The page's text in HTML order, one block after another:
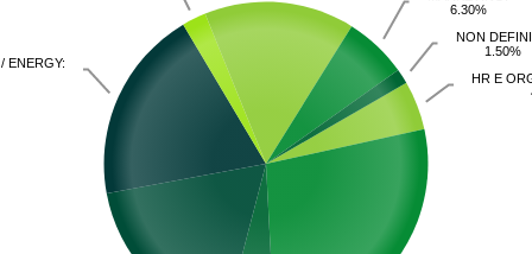
HR E
ENERGY:
6.30%
NON
1.50%